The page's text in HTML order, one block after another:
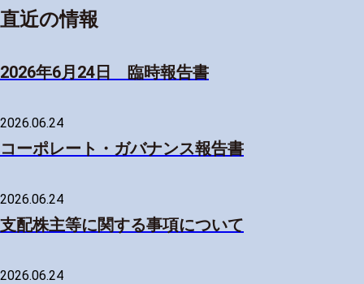
直近の情報
2026年6月24日 臨時報告書
2026.06.24
コーポレート・ガバナンス報告書
2026.06.24
支配株主等に関する事項について
2026.06.24